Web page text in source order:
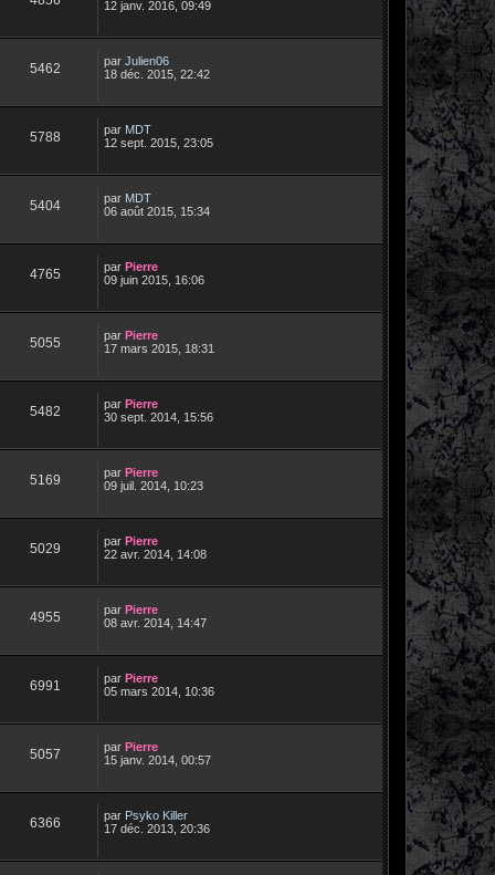
12 janv. 2016, 09:49
5462 par Julien06
18 déc. 2015, 22:42
5788 par MDT
12 sept. 2015, 23:05
5404 par MDT
06 août 2015, 15:34
4765 par Pierre
09 juin 2015, 16:06
5055 par Pierre
17 mars 2015, 18:31
5482 par Pierre
30 sept. 2014, 15:56
5169 par Pierre
09 juil. 2014, 10:23
5029 par Pierre
22 avr. 2014, 14:08
4955 par Pierre
08 avr. 2014, 14:47
6991 par Pierre
05 mars 2014, 10:36
5057 par Pierre
15 janv. 2014, 00:57
6366 par Psyko Killer
17 déc. 2013, 20:36